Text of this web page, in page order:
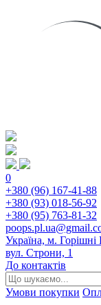
0
+380 (96) 167-41-88
+380 (93) 018-56-92
+380 (95) 763-81-32
Україна, м. Горішні
вул. Строни, 1
До контактів
Умови покупки